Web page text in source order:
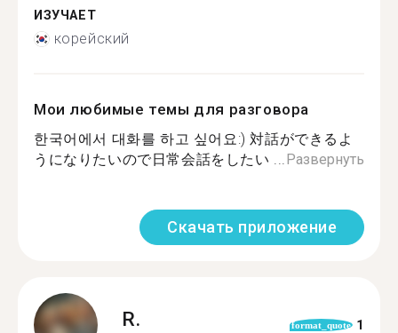
ИЗУЧАЕТ
корейский
Мои любимые темы для разговора
한국어에서 대화를 하고 싶어요:) 対話ができるよ
うになりたいので日常会話をしたい ...Развернуть
Скачать приложение
R. format_quote 1